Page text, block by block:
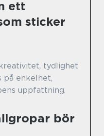
ett
sticker
tydlighet
på enkelhet,
uppfattning.
bör